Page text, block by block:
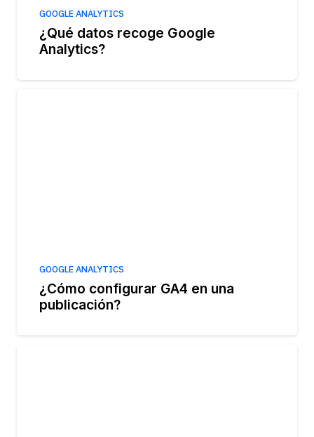
GOOGLE ANALYTICS
¿Qué datos recoge Google
Analytics?
GOOGLE ANALYTICS
¿Cómo configurar GA4 en una
publicación?